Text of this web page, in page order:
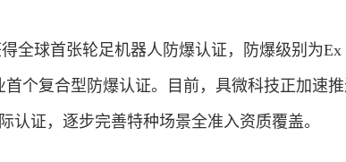
全球首张轮足机器人防爆认证，防爆级别为Ex
个复合型防爆认证。目前，具微科技正加速
认证，逐步完善特种场景全准入资质覆盖。